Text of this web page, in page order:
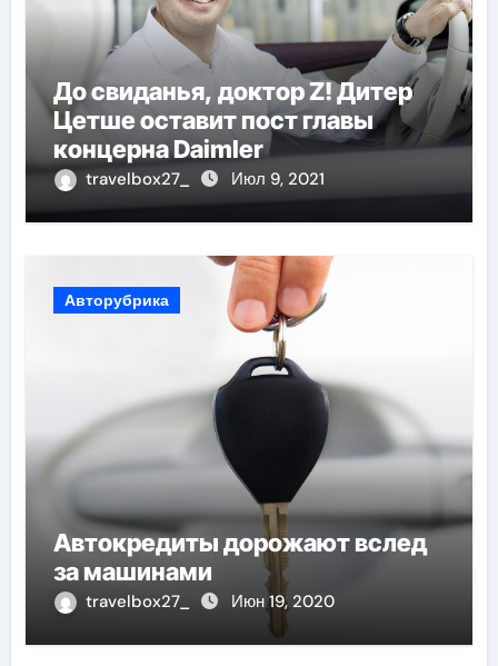
До свиданья, доктор Z! Дитер
Цетше оставит пост главы
концерна Daimler
travelbox27_ Июл 9, 2021
Авторубрика
Автокредиты дорожают вслед
за машинами
travelbox27_ Июн 19, 2020